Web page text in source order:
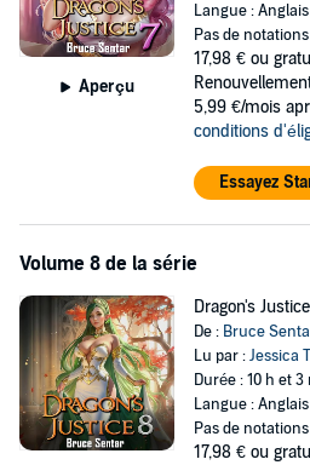
Aperçu
Langue : Anglais
Pas de notations
17,98 € ou
5,99 €/mois
conditions
Essayez
Volume 8 de la série
Dragon's
De : Bruce
Lu par :Jessica
Durée : 10 h et 3
Langue : Anglais
Pas de notations
17,98 € ou